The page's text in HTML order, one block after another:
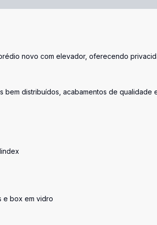
novo com elevador, oferecendo
bem distribuídos, acabamentos de qualidade
e box em vidro